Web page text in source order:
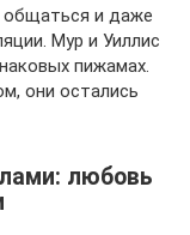
общаться и даже
Мур и Уиллис
пижамах.
они остались
любовь